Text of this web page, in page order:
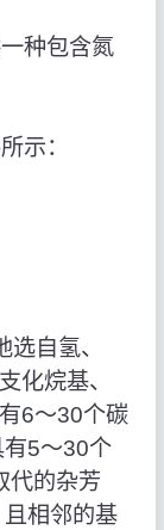
种包含氮
示：
自氢、
化烷基、
6～30个碳
5～30个
代的杂芳
相邻的基